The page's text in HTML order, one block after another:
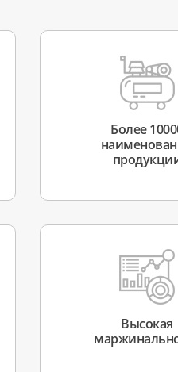
Более
Высокая